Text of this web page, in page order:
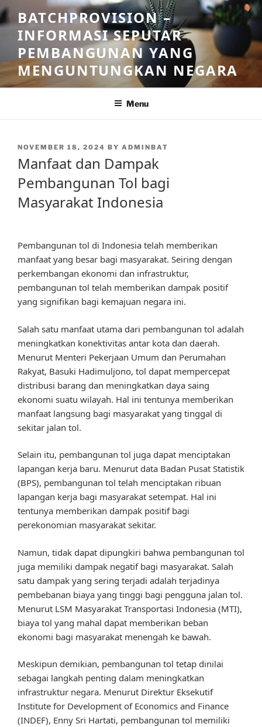
Skip
to
content
BATCHPROVISION –
INFORMASI SEPUTAR
PEMBANGUNAN YANG
MENGUNTUNGKAN NEGARA
Menu
POSTED
NOVEMBER 18, 2024 BY ADMINBAT
Manfaat dan Dampak
Pembangunan Tol bagi
Masyarakat Indonesia
Pembangunan tol di Indonesia telah memberikan
manfaat yang besar bagi masyarakat. Seiring dengan
perkembangan ekonomi dan infrastruktur,
pembangunan tol telah memberikan dampak positif
yang signifikan bagi kemajuan negara ini.
Salah satu manfaat utama dari pembangunan tol adalah
meningkatkan konektivitas antar kota dan daerah.
Menurut Menteri Pekerjaan Umum dan Perumahan
Rakyat, Basuki Hadimuljono, tol dapat mempercepat
distribusi barang dan meningkatkan daya saing
ekonomi suatu wilayah. Hal ini tentunya memberikan
manfaat langsung bagi masyarakat yang tinggal di
sekitar jalan tol.
Selain itu, pembangunan tol juga dapat menciptakan
lapangan kerja baru. Menurut data Badan Pusat Statistik
(BPS), pembangunan tol telah menciptakan ribuan
lapangan kerja bagi masyarakat setempat. Hal ini
tentunya memberikan dampak positif bagi
perekonomian masyarakat sekitar.
Namun, tidak dapat dipungkiri bahwa pembangunan tol
juga memiliki dampak negatif bagi masyarakat. Salah
satu dampak yang sering terjadi adalah terjadinya
pembebanan biaya yang tinggi bagi pengguna jalan tol.
Menurut LSM Masyarakat Transportasi Indonesia (MTI),
biaya tol yang mahal dapat memberikan beban
ekonomi bagi masyarakat menengah ke bawah.
Meskipun demikian, pembangunan tol tetap dinilai
sebagai langkah penting dalam meningkatkan
infrastruktur negara. Menurut Direktur Eksekutif
Institute for Development of Economics and Finance
(INDEF), Enny Sri Hartati, pembangunan tol memiliki